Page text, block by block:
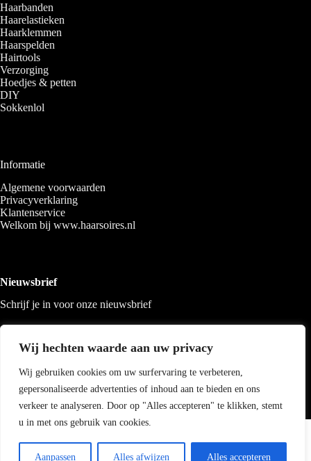
Wij hechten waarde aan uw privacy
Wij gebruiken cookies om uw surfervaring te verbeteren,
gepersonaliseerde advertenties of inhoud aan te bieden en ons
verkeer te analyseren. Door op "Alles accepteren" te klikken, stemt
u in met ons gebruik van cookies.
Aanpassen Alles afwijzen Alles accepteren
Haarbanden
Haarelastieken
Haarklemmen
Haarspelden
Hairtools
Verzorging
Hoedjes & petten
DIY
Sokkenlol
Informatie
Algemene voorwaarden
Privacyverklaring
Klantenservice
Welkom bij www.haarsoires.nl
Nieuwsbrief
Schrijf je in voor onze nieuwsbrief
Copyright 2026 Haarsoires